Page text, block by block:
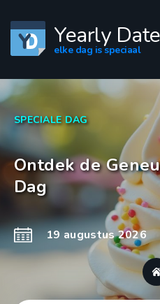
Yearly
elke dag is speciaal
SPECIALE DAG
Ontdek de
Dag
19 augustus 2026